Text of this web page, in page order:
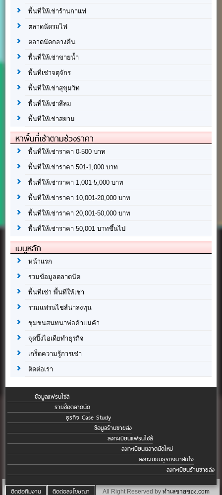
พื้นที่ให้เช่าร้านกาแฟ
ตลาดนัดรถไฟ
ตลาดนัดกลางคืน
พื้นที่ให้เช่าขายน้ำ
พื้นที่เช่าจตุจักร
พื้นที่ให้เช่าสุขุมวิท
พื้นที่ให้เช่าสีลม
พื้นที่ให้เช่าสยาม
หาพื้นที่เช่าตามช่วงราคา
พื้นที่ให้เช่าราคา 0-500 บาท
พื้นที่ให้เช่าราคา 501-1,000 บาท
พื้นที่ให้เช่าราคา 1,001-5,000 บาท
พื้นที่ให้เช่าราคา 10,001-20,000 บาท
พื้นที่ให้เช่าราคา 20,001-50,000 บาท
พื้นที่ให้เช่าราคา 50,001 บาทขึ้นไป
เมนูหลัก
หน้าแรก
รวมข้อมูลตลาดนัด
พื้นที่เช่า พื้นที่ให้เช่า
รวมแฟรนไชส์น่าลงทุน
ชุมชนสนทนาพ่อค้าแม่ค้า
จุดปิ๊งไอเดียทำธุรกิจ
เกร็ดความรู้การเช่า
ติดต่อเรา
ข้อมูลแฟรนไชส์
รายชื่อตลาดนัด
ธุรกิจ Case Study
ข้อมูลร้านขายส่ง
ลงทะเบียนแฟรนไชส์
ลงทะเบียนตลาดนัดใหม่
ลงทะเบียนธุรกิจน่าสนใจ
ลงทะเบียนร้านขายส่ง
ติดต่อทีมงาน ติดต่อลงโฆษณา All Right Reserved by ทำเลขายของ.com